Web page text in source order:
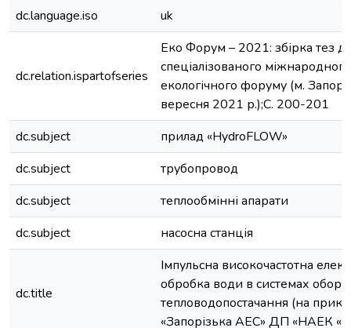
dc.language.iso
uk
dc.relation.ispartofseries
Еко Форум – 2021: збірка тез
спеціалізованого
екологічного форуму (м.
вересня 2021 р.);С. 200-201
dc.subject
прилад «HydroFLOW»
dc.subject
трубопровод
dc.subject
теплообмінні апарати
dc.subject
насосна станція
dc.title
Імпульсна високочастотна
обробка води в системах
тепловодопостачання (на
«Запорізька АЕС» ДП «НАЕК